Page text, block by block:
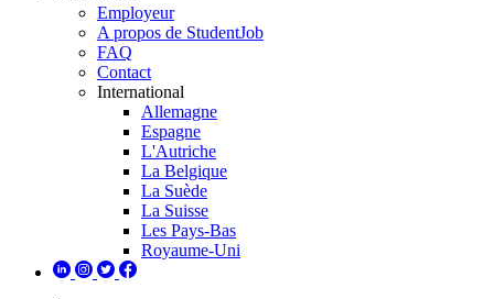
Employeur
A propos de StudentJob
FAQ
Contact
International
Allemagne
Espagne
L'Autriche
La Belgique
La Suède
La Suisse
Les Pays-Bas
Royaume-Uni